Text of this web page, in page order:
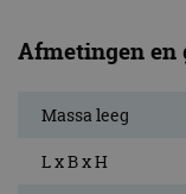
Afmetingen en
Massa leeg
L x B x H